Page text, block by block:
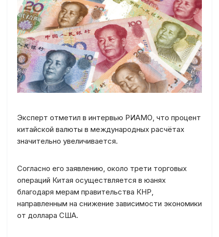
Эксперт отметил в интервью РИАМО, что процент
китайской валюты в международных расчётах
значительно увеличивается.
Согласно его заявлению, около трети торговых
операций Китая осуществляется в юанях
благодаря мерам правительства КНР,
направленным на снижение зависимости экономики
от доллара США.